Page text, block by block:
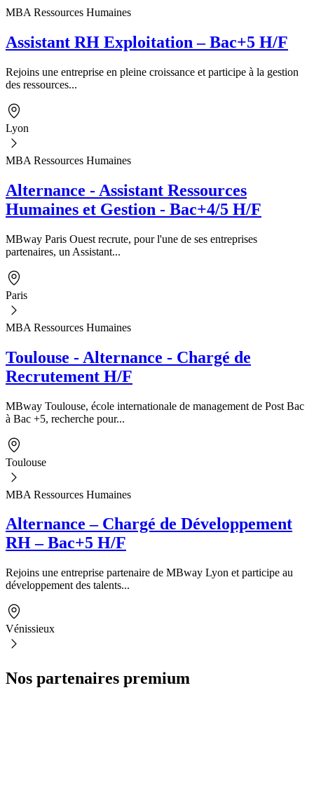
MBA Ressources Humaines
Assistant RH Exploitation – Bac+5 H/F
Rejoins une entreprise en pleine croissance et participe à la gestion
des ressources...
Lyon
MBA Ressources Humaines
Alternance - Assistant Ressources
Humaines et Gestion - Bac+4/5 H/F
MBway Paris Ouest recrute, pour l'une de ses entreprises
partenaires, un Assistant...
Paris
MBA Ressources Humaines
Toulouse - Alternance - Chargé de
Recrutement H/F
MBway Toulouse, école internationale de management de Post Bac
à Bac +5, recherche pour...
Toulouse
MBA Ressources Humaines
Alternance – Chargé de Développement
RH – Bac+5 H/F
Rejoins une entreprise partenaire de MBway Lyon et participe au
développement des talents...
Vénissieux
Nos partenaires premium